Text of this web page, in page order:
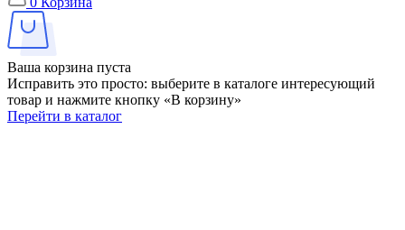
Ваша корзина пуста
Исправить это просто: выберите в каталоге интересующий
товар и нажмите кнопку «В корзину»
Перейти в каталог